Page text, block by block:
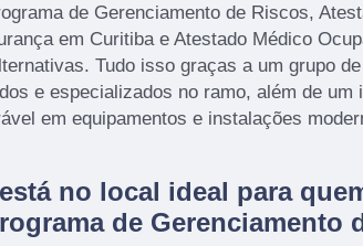
de Gerenciamento de Riscos,
em Curitiba e Atestado Médico
Tudo isso graças a um grupo
e especializados no ramo, além de um
em equipamentos e instalações
no local ideal para
de Gerenciamento